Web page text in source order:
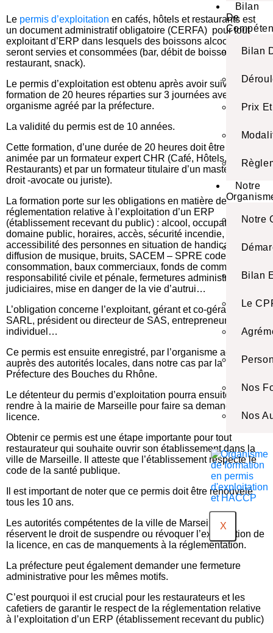
Bilan
De
Bilan
Prix
Notre
Notre
Bilan
Le
Nos
Nos
X
Le permis d’exploitation en cafés, hôtels et restaurants est
un document administratif obligatoire (CERFA) pour tout
exploitant d’ERP dans lesquels des boissons alcoolisées
seront servies et consommées (bar, débit de boissons,
restaurant, snack).
Le permis d’exploitation est obtenu après avoir suivi une
formation de 20 heures réparties sur 3 journées avec un
organisme agréé par la préfecture.
La validité du permis est de 10 années.
Cette formation, d’une durée de 20 heures doit être co-
animée par un formateur expert CHR (Café, Hôtels,
Restaurants) et par un formateur titulaire d’un master 2 en
droit -avocate ou juriste).
La formation porte sur les obligations en matière de
réglementation relative à l’exploitation d’un ERP
(établissement recevant du public) : alcool, occupation
domaine public, horaires, accès, sécurité incendie,
accessibilité des personnes en situation de handicap,
diffusion de musique, bruits, SACEM – SPRE code de la
consommation, baux commerciaux, fonds de commerce,
responsabilité civile et pénale, fermetures administratives et
judiciaires, mise en danger de la vie d’autrui…
L’obligation concerne l’exploitant, gérant et co-gérants de
SARL, président ou directeur de SAS, entrepreneur
individuel…
Ce permis est ensuite enregistré, par l’organisme agréé,
auprès des autorités locales, dans notre cas par la
Préfecture des Bouches du Rhône.
Le détenteur du permis d’exploitation pourra ensuite se
rendre à la mairie de Marseille pour faire sa demande de
licence.
Obtenir ce permis est une étape importante pour tout
restaurateur qui souhaite ouvrir son établissement dans la
ville de Marseille. Il atteste que l’établissement respecte le
code de la santé publique.
Il est important de noter que ce permis doit être renouvelé
tous les 10 ans.
Les autorités compétentes de la ville de Marseille se
réservent le droit de suspendre ou révoquer l’exploitation de
la licence, en cas de manquements à la réglementation.
La préfecture peut également demander une fermeture
administrative pour les mêmes motifs.
C’est pourquoi il est crucial pour les restaurateurs et les
cafetiers de garantir le respect de la réglementation relative
à l’exploitation d’un ERP (établissement recevant du public)